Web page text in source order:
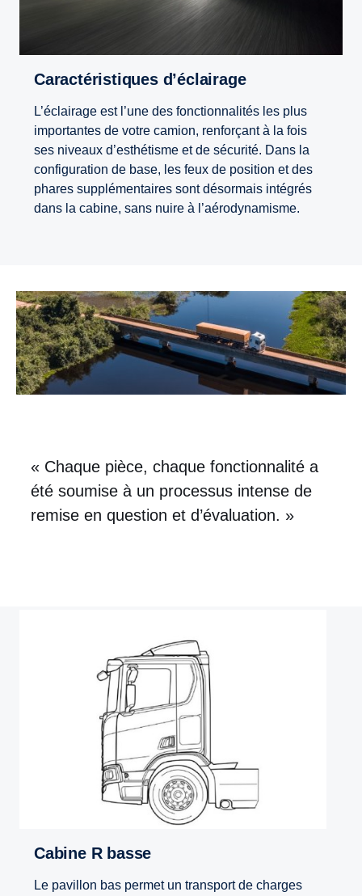
Caractéristiques d’éclairage
L’éclairage est l’une des fonctionnalités les plus
importantes de votre camion, renforçant à la fois
ses niveaux d’esthétisme et de sécurité. Dans la
configuration de base, les feux de position et des
phares supplémentaires sont désormais intégrés
dans la cabine, sans nuire à l’aérodynamisme.
« Chaque pièce, chaque fonctionnalité a
été soumise à un processus intense de
remise en question et d’évaluation. »
Cabine R basse
Le pavillon bas permet un transport de charges